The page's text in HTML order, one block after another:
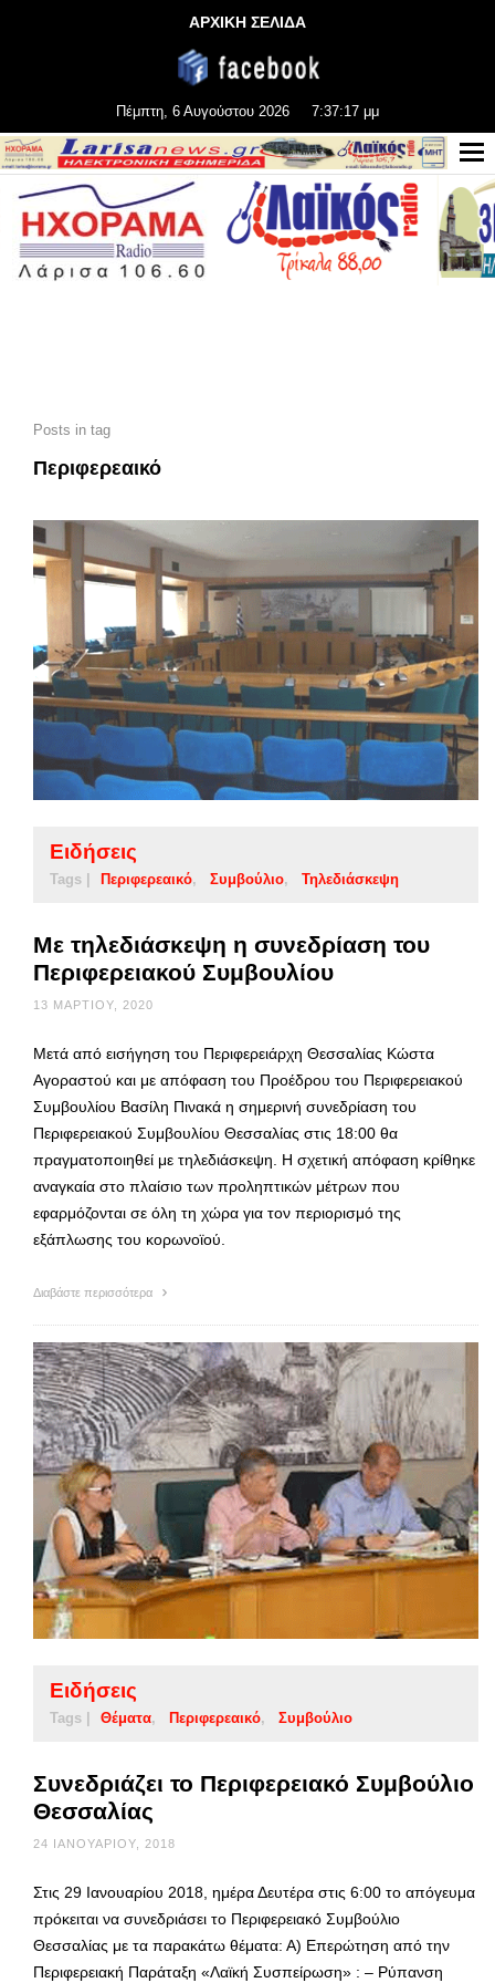
ΑΡΧΙΚΗ ΣΕΛΙΔΑ
Πέμπτη, 6 Αυγούστου 2026 7:37:18 μμ
Posts in tag
Περιφερεαικό
Ειδήσεις
Tags | Περιφερεαικό Συμβούλιο Τηλεδιάσκεψη
Με τηλεδιάσκεψη η συνεδρίαση του
Περιφερειακού Συμβουλίου
13 ΜΑΡΤΊΟΥ, 2020
Μετά από εισήγηση του Περιφερειάρχη Θεσσαλίας Κώστα
Αγοραστού και με απόφαση του Προέδρου του Περιφερειακού
Συμβουλίου Βασίλη Πινακά η σημερινή συνεδρίαση του
Περιφερειακού Συμβουλίου Θεσσαλίας στις 18:00 θα
πραγματοποιηθεί με τηλεδιάσκεψη. Η σχετική απόφαση κρίθηκε
αναγκαία στο πλαίσιο των προληπτικών μέτρων που
εφαρμόζονται σε όλη τη χώρα για τον περιορισμό της
εξάπλωσης του κορωνοϊού.
Διαβάστε περισσότερα
Ειδήσεις
Tags | Θέματα Περιφερεαικό Συμβούλιο
Συνεδριάζει το Περιφερειακό Συμβούλιο
Θεσσαλίας
24 ΙΑΝΟΥΑΡΊΟΥ, 2018
Στις 29 Ιανουαρίου 2018, ημέρα Δευτέρα στις 6:00 το απόγευμα
πρόκειται να συνεδριάσει το Περιφερειακό Συμβούλιο
Θεσσαλίας με τα παρακάτω θέματα: Α) Επερώτηση από την
Περιφερειακή Παράταξη «Λαϊκή Συσπείρωση» : – Ρύπανση